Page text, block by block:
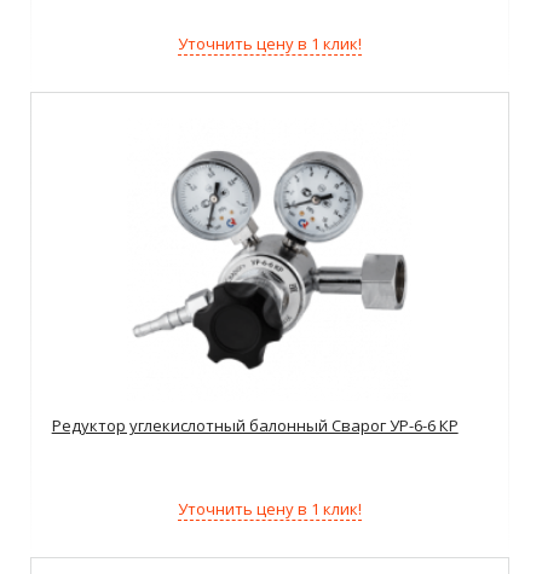
Уточнить цену в 1 клик!
Редуктор углекислотный балонный Сварог УР-6-6 КР
Уточнить цену в 1 клик!